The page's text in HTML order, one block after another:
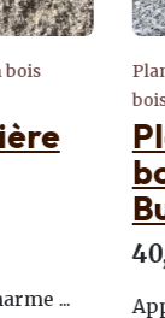
...
bois